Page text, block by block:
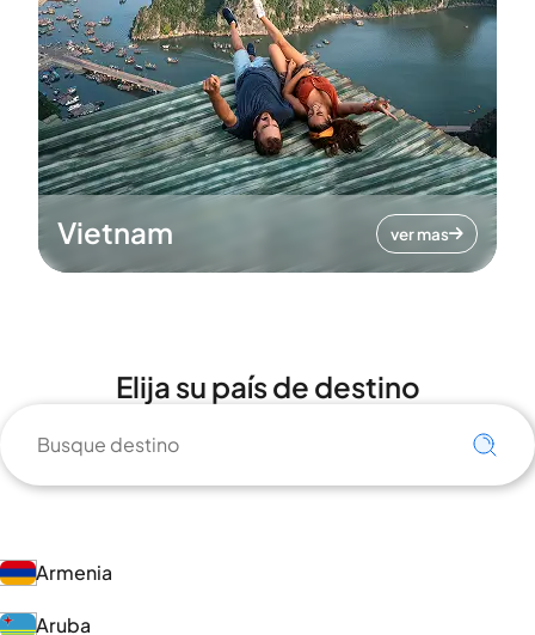
Vietnam ver mas
Elija su país de destino
Armenia
Aruba